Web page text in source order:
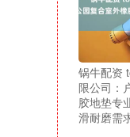
锅牛配资
限公司：
胶地垫专
滑耐磨需